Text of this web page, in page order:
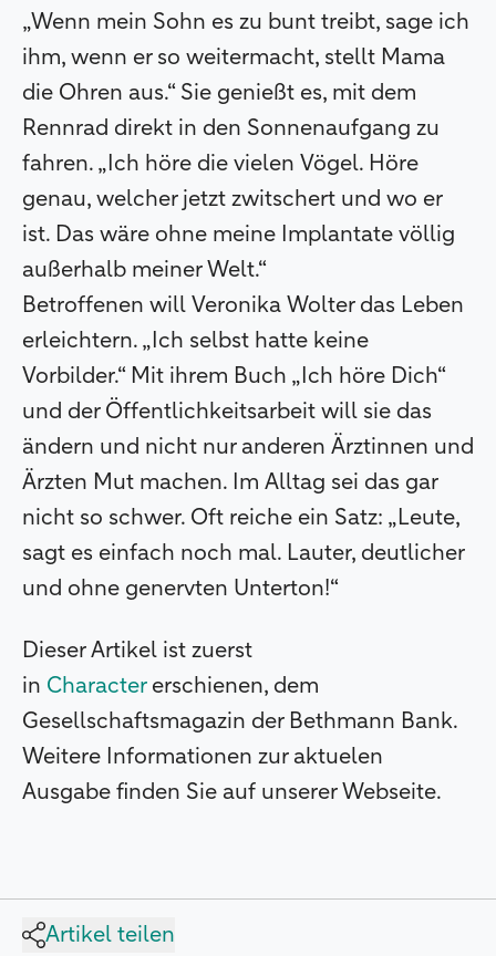
„Wenn mein Sohn es zu bunt treibt, sage ich
ihm, wenn er so weitermacht, stellt Mama
die Ohren aus.“ Sie genießt es, mit dem
Rennrad direkt in den Sonnenaufgang zu
fahren. „Ich höre die vielen Vögel. Höre
genau, welcher jetzt zwitschert und wo er
ist. Das wäre ohne meine Implantate völlig
außerhalb meiner Welt.“
Betroffenen will Veronika Wolter das Leben
erleichtern. „Ich selbst hatte keine
Vorbilder.“ Mit ihrem Buch „Ich höre Dich“
und der Öffentlichkeitsarbeit will sie das
ändern und nicht nur anderen Ärztinnen und
Ärzten Mut machen. Im Alltag sei das gar
nicht so schwer. Oft reiche ein Satz: „Leute,
sagt es einfach noch mal. Lauter, deutlicher
und ohne genervten Unterton!“
Dieser Artikel ist zuerst
in Charactererschienen, dem
Gesellschaftsmagazin der Bethmann Bank.
Weitere Informationen zur aktuelen
Ausgabe finden Sie auf unserer Webseite.
Artikel teilen